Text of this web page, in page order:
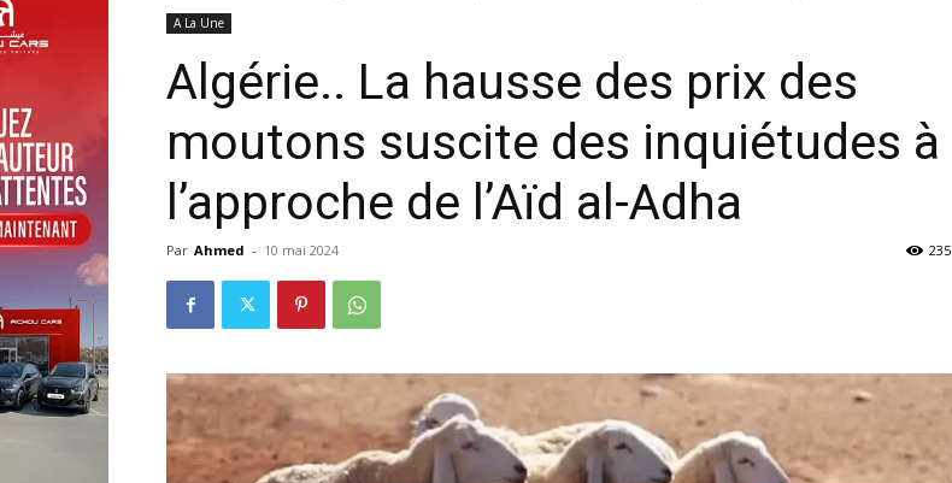
A La Une
Algérie.. La hausse des prix des
moutons suscite des inquiétudes à
l’approche de l’Aïd al-Adha
Par Ahmed - 10 mai 2024 235